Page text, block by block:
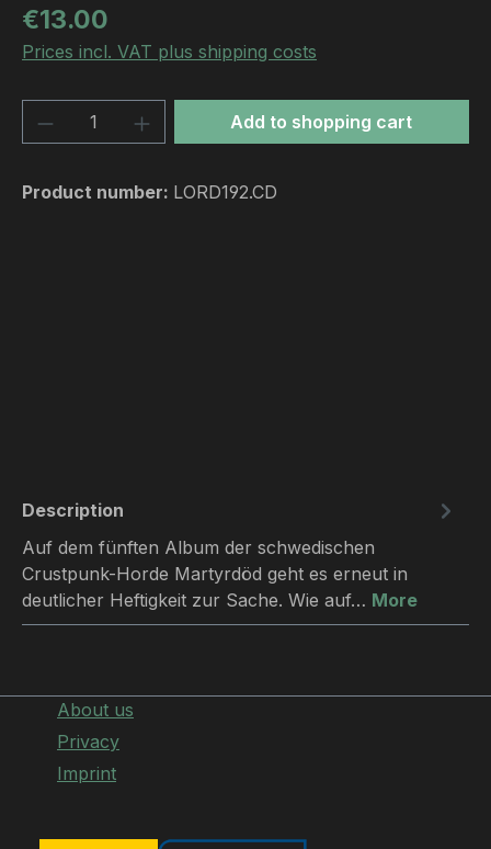
Regular price:
€13.00
Prices incl. VAT plus shipping costs
Product Quantity: Enter the desired
Add to shopping cart
Product number: LORD192.CD
Description
Auf dem fünften Album der schwedischen
Crustpunk-Horde Martyrdöd geht es erneut in
deutlicher Heftigkeit zur Sache. Wie auf… More
About us
Privacy
Imprint